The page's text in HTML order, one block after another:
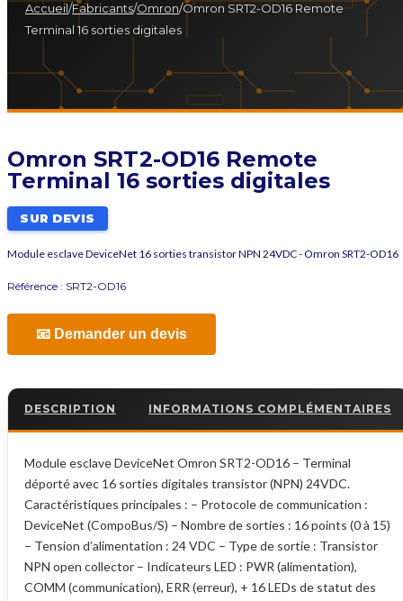
Accueil/Fabricants/Omron/Omron SRT2-OD16 Remote
Terminal 16 sorties digitales
Omron SRT2-OD16 Remote
Terminal 16 sorties digitales
SUR DEVIS
Module esclave DeviceNet 16 sorties transistor NPN 24VDC - Omron SRT2-OD16
Référence : SRT2-OD16
📧 Demander un devis
DESCRIPTION INFORMATIONS COMPLÉMENTAIRES
Module esclave DeviceNet Omron SRT2-OD16 – Terminal
déporté avec 16 sorties digitales transistor (NPN) 24VDC.
Caractéristiques principales : – Protocole de communication :
DeviceNet (CompoBus/S) – Nombre de sorties : 16 points (0 à 15)
– Tension d’alimentation : 24 VDC – Type de sortie : Transistor
NPN open collector – Indicateurs LED : PWR (alimentation),
COMM (communication), ERR (erreur), + 16 LEDs de statut des